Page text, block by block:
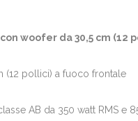
woofer da 30,5 cm (12
(12 pollici) a fuoco frontale
AB da 350 watt RMS e